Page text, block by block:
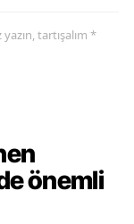
tartışalım *
önemli